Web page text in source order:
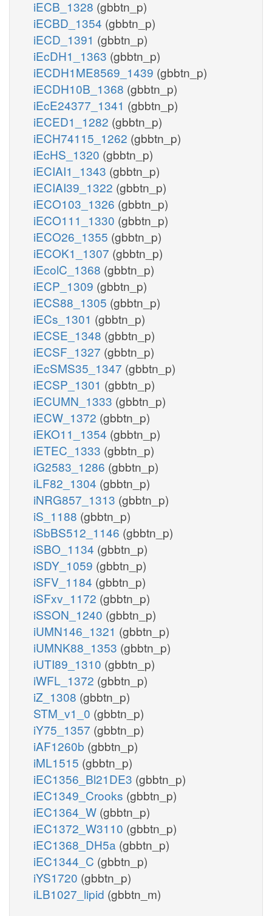
iECB_1328 (gbbtn_p)
iECBD_1354 (gbbtn_p)
iECD_1391 (gbbtn_p)
iEcDH1_1363 (gbbtn_p)
iECDH1ME8569_1439 (gbbtn_p)
iECDH10B_1368 (gbbtn_p)
iEcE24377_1341 (gbbtn_p)
iECED1_1282 (gbbtn_p)
iECH74115_1262 (gbbtn_p)
iEcHS_1320 (gbbtn_p)
iECIAI1_1343 (gbbtn_p)
iECIAI39_1322 (gbbtn_p)
iECO103_1326 (gbbtn_p)
iECO111_1330 (gbbtn_p)
iECO26_1355 (gbbtn_p)
iECOK1_1307 (gbbtn_p)
iEcolC_1368 (gbbtn_p)
iECP_1309 (gbbtn_p)
iECS88_1305 (gbbtn_p)
iECs_1301 (gbbtn_p)
iECSE_1348 (gbbtn_p)
iECSF_1327 (gbbtn_p)
iEcSMS35_1347 (gbbtn_p)
iECSP_1301 (gbbtn_p)
iECUMN_1333 (gbbtn_p)
iECW_1372 (gbbtn_p)
iEKO11_1354 (gbbtn_p)
iETEC_1333 (gbbtn_p)
iG2583_1286 (gbbtn_p)
iLF82_1304 (gbbtn_p)
iNRG857_1313 (gbbtn_p)
iS_1188 (gbbtn_p)
iSbBS512_1146 (gbbtn_p)
iSBO_1134 (gbbtn_p)
iSDY_1059 (gbbtn_p)
iSFV_1184 (gbbtn_p)
iSFxv_1172 (gbbtn_p)
iSSON_1240 (gbbtn_p)
iUMN146_1321 (gbbtn_p)
iUMNK88_1353 (gbbtn_p)
iUTI89_1310 (gbbtn_p)
iWFL_1372 (gbbtn_p)
iZ_1308 (gbbtn_p)
STM_v1_0 (gbbtn_p)
iY75_1357 (gbbtn_p)
iAF1260b (gbbtn_p)
iML1515 (gbbtn_p)
iEC1356_Bl21DE3 (gbbtn_p)
iEC1349_Crooks (gbbtn_p)
iEC1364_W (gbbtn_p)
iEC1372_W3110 (gbbtn_p)
iEC1368_DH5a (gbbtn_p)
iEC1344_C (gbbtn_p)
iYS1720 (gbbtn_p)
iLB1027_lipid (gbbtn_m)